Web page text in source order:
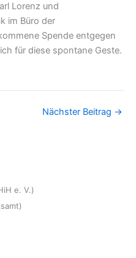
Lorenz und
im Büro der
Spende entgegen
für diese spontane Geste.
Nächster Beitrag →
e. V.)